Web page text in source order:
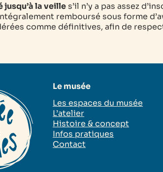
jusqu’à la veille s’il n’y a pas assez
remboursé sous forme
comme définitives, afin de
Le musée
Les espaces du musée
L’atelier
Histoire & concept
Infos pratiques
Contact